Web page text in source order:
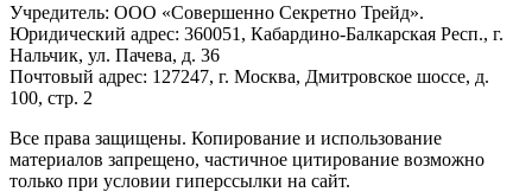
Учредитель: ООО «Совершенно Секретно Трейд».
Юридический адрес: 360051, Кабардино-Балкарская Респ., г.
Нальчик, ул. Пачева, д. 36
Почтовый адрес: 127247, г. Москва, Дмитровское шоссе, д.
100, стр. 2
Все права защищены. Копирование и использование
материалов запрещено, частичное цитирование возможно
только при условии гиперссылки на сайт.